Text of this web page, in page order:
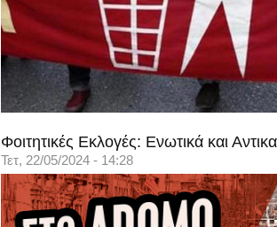
Φοιτητικές Εκλογές: Ενωτικά και
Τετ, 22/05/2024 - 14:28